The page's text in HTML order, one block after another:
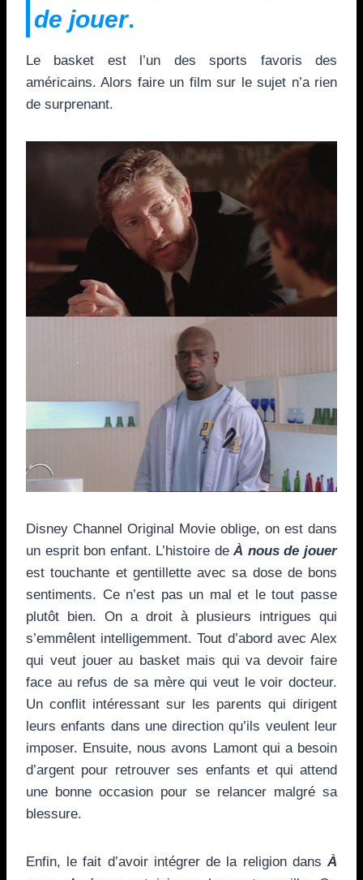
de jouer.
Le basket est l’un des sports favoris des
américains. Alors faire un film sur le sujet n’a rien
de surprenant.
Disney Channel Original Movie oblige, on est dans
un esprit bon enfant. L’histoire deÀ nous de jouer
est touchante et gentillette avec sa dose de bons
sentiments. Ce n’est pas un mal et le tout passe
plutôt bien. On a droit à plusieurs intrigues qui
s’emmêlent intelligemment. Tout d’abord avec Alex
qui veut jouer au basket mais qui va devoir faire
face au refus de sa mère qui veut le voir docteur.
Un conflit intéressant sur les parents qui dirigent
leurs enfants dans une direction qu’ils veulent leur
imposer. Ensuite, nous avons Lamont qui a besoin
d’argent pour retrouver ses enfants et qui attend
une bonne occasion pour se relancer malgré sa
blessure.
Enfin, le fait d’avoir intégrer de la religion dans À